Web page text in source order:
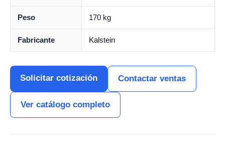
Peso 170 kg
Fabricante Kalstein
Solicitar cotización Contactar ventas
Ver catálogo completo